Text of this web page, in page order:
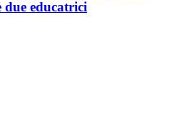
due educatrici